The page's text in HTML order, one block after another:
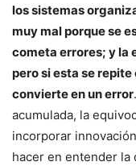
los sistemas
muy mal porque se
cometa errores; y la
pero si esta se
convierte en un error
acumulada, la
incorporar
hacer en entender